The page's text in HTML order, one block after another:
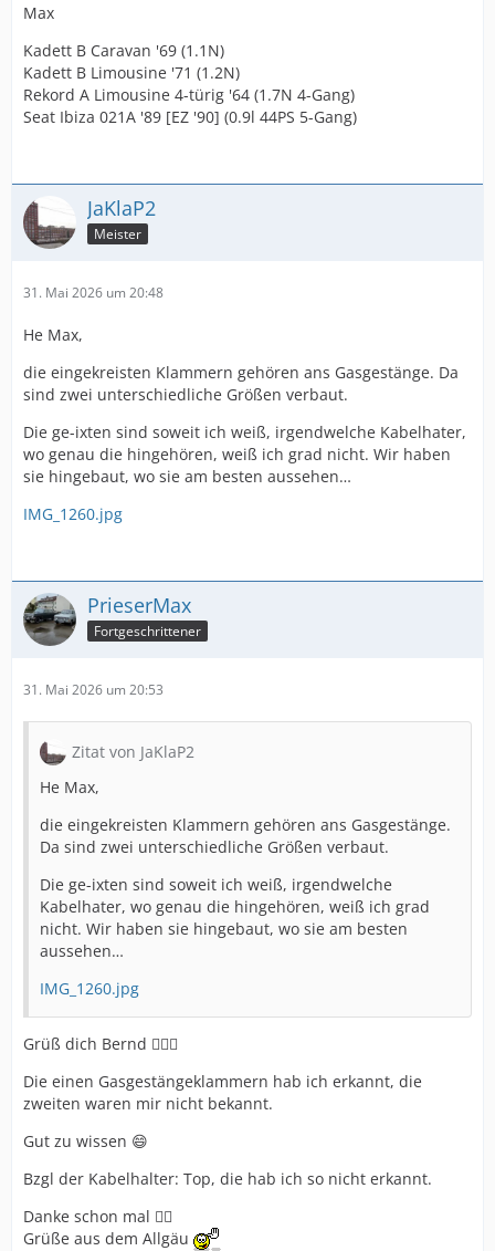
Max
Kadett B Caravan '69 (1.1N)
Kadett B Limousine '71 (1.2N)
Rekord A Limousine 4-türig '64 (1.7N 4-Gang)
Seat Ibiza 021A '89 [EZ '90] (0.9l 44PS 5-Gang)
JaKlaP2
Meister
31. Mai 2026 um 20:48
He Max,
die eingekreisten Klammern gehören ans Gasgestänge. Da
sind zwei unterschiedliche Größen verbaut.
Die ge-ixten sind soweit ich weiß, irgendwelche Kabelhater,
wo genau die hingehören, weiß ich grad nicht. Wir haben
sie hingebaut, wo sie am besten aussehen…
IMG_1260.jpg
PrieserMax
Fortgeschrittener
31. Mai 2026 um 20:53
Zitat von JaKlaP2
He Max,
die eingekreisten Klammern gehören ans Gasgestänge.
Da sind zwei unterschiedliche Größen verbaut.
Die ge-ixten sind soweit ich weiß, irgendwelche
Kabelhater, wo genau die hingehören, weiß ich grad
nicht. Wir haben sie hingebaut, wo sie am besten
aussehen…
IMG_1260.jpg
Grüß dich Bernd 🙋🏼‍♂️
Die einen Gasgestängeklammern hab ich erkannt, die
zweiten waren mir nicht bekannt.
Gut zu wissen 😄
Bzgl der Kabelhalter: Top, die hab ich so nicht erkannt.
Danke schon mal 👍🏻
Grüße aus dem Allgäu